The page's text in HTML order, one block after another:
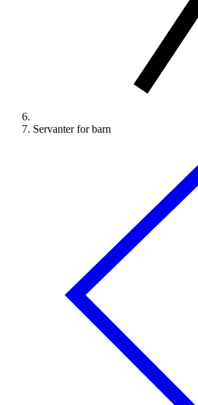
Servanter for barn